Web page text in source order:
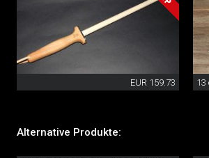
EUR 159.73 13
Alternative Produkte: